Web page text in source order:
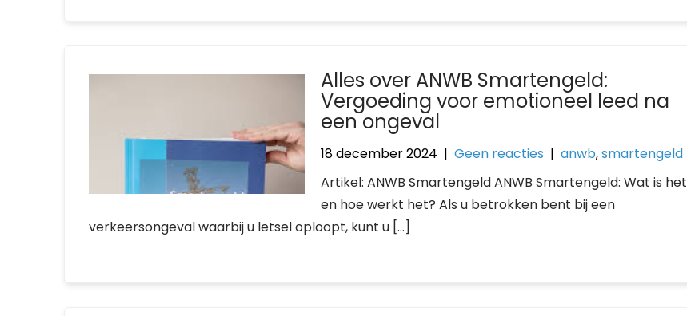
Alles over ANWB Smartengeld:
Vergoeding voor emotioneel leed na
een ongeval
18 december 2024 |Geen reacties |anwb,smartengeld
Artikel: ANWB Smartengeld ANWB Smartengeld: Wat is het
en hoe werkt het? Als u betrokken bent bij een
verkeersongeval waarbij u letsel oploopt, kunt u […]